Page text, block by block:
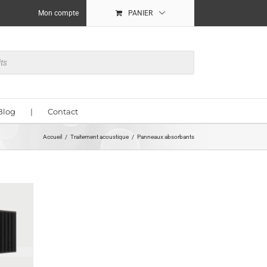
Mon compte PANIER
| Contact
Accueil Traitement acoustique Panneaux absorbants